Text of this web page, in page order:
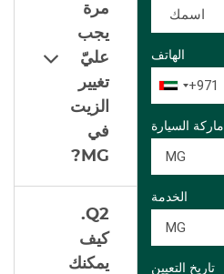
مرة
يجب
عليّ
تغيير
الزيت
في
MG
?
Q2.
كيف
يمكنك
الهاتف
+971
ماركة السيارة
MG
الخدمة
MG
تاريخ التعيين